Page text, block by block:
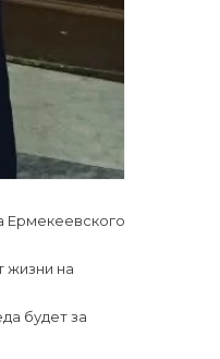
Ермекеевского
жизни на
будет за